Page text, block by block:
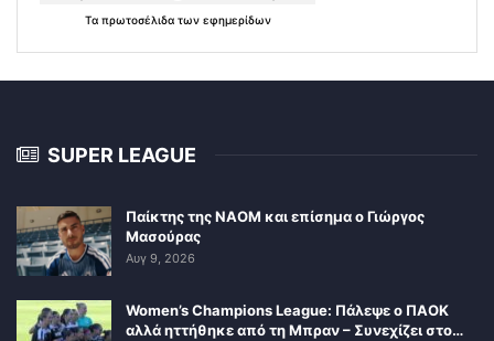
Τα πρωτοσέλιδα των εφημερίδων
SUPER LEAGUE
Παίκτης της ΝΑΟΜ και επίσημα ο Γιώργος
Μασούρας
Αυγ 9, 2026
Women’s Champions League: Πάλεψε ο ΠΑΟΚ
αλλά ηττήθηκε από τη Μπραν – Συνεχίζει στο…